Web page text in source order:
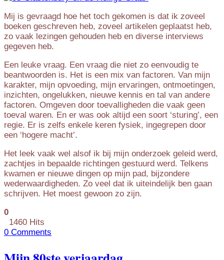
Mij is gevraagd hoe het toch gekomen is dat ik zoveel
boeken geschreven heb, zoveel artikelen geplaatst heb,
zo vaak lezingen gehouden heb en diverse interviews
gegeven heb.
Een leuke vraag. Een vraag die niet zo eenvoudig te
beantwoorden is. Het is een mix van factoren. Van mijn
karakter, mijn opvoeding, mijn ervaringen, ontmoetingen,
inzichten, ongelukken, nieuwe kennis en tal van andere
factoren. Omgeven door toevalligheden die vaak geen
toeval waren. En er was ook altijd een soort ‘sturing’, een
regie. Er is zelfs enkele keren fysiek, ingegrepen door
een ‘hogere macht’.
Het leek vaak wel alsof ik bij mijn onderzoek geleid werd,
zachtjes in bepaalde richtingen gestuurd werd. Telkens
kwamen er nieuwe dingen op mijn pad, bijzondere
wederwaardigheden. Zo veel dat ik uiteindelijk ben gaan
schrijven. Het moest gewoon zo zijn.
0
1460 Hits
0 Comments